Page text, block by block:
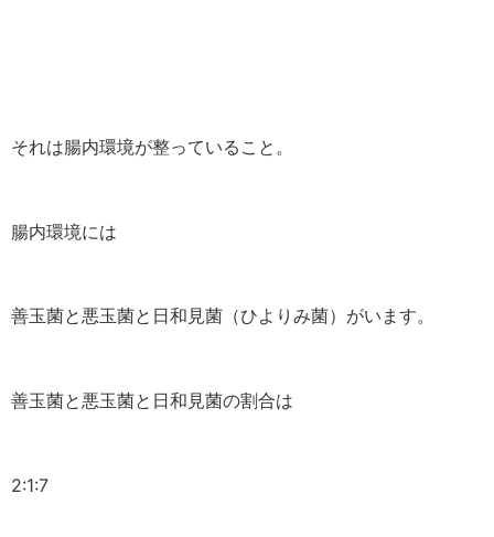
それは腸内環境が整っていること。
腸内環境には
善玉菌と悪玉菌と日和見菌（ひよりみ菌）がいます。
善玉菌と悪玉菌と日和見菌の割合は
2:1:7